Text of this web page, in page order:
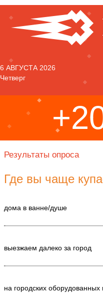
6 АВГУСТА 2026
Четверг
Результаты опроса
Где вы чаще
дома в ванне/душе
выезжаем далеко за город
на городских оборудованных